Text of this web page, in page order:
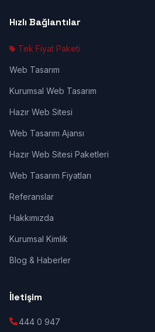
Hızlı Bağlantılar
Tek Fiyat Paketi
Web Tasarım
Kurumsal Web Tasarım
Hazır Web Sitesi
Web Tasarım Ajansı
Hazır Web Sitesi Paketleri
Web Tasarım Fiyatları
Referanslar
Hakkımızda
Kurumsal Kimlik
Blog & Haberler
İletişim
444 0 947